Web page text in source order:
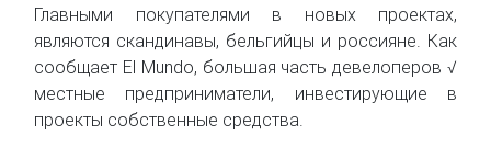
Главными покупателями в новых проектах,
являются скандинавы, бельгийцы и россияне. Как
сообщает El Mundo, большая часть девелоперов √
местные предприниматели, инвестирующие в
проекты собственные средства.